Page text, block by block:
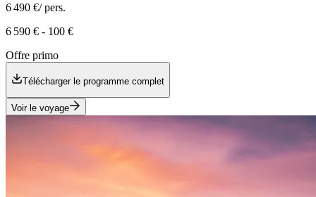
6 490 €/ pers.
6 590 € - 100 €
Offre primo
Télécharger le programme complet
Voir le voyage